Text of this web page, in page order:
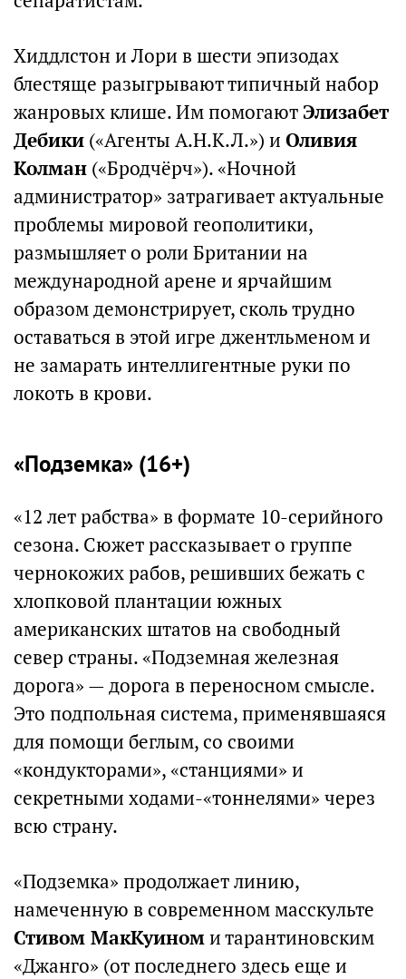
Хиддлстон и Лори в шести эпизодах
блестяще разыгрывают типичный набор
жанровых клише. Им помогают Элизабет
Дебики («Агенты А.Н.К.Л.») и Оливия
Колман («Бродчёрч»). «Ночной
администратор» затрагивает актуальные
проблемы мировой геополитики,
размышляет о роли Британии на
международной арене и ярчайшим
образом демонстрирует, сколь трудно
оставаться в этой игре джентльменом и
не замарать интеллигентные руки по
локоть в крови.
«Подземка» (16+)
«12 лет рабства» в формате 10-серийного
сезона. Сюжет рассказывает о группе
чернокожих рабов, решивших бежать с
хлопковой плантации южных
американских штатов на свободный
север страны. «Подземная железная
дорога» — дорога в переносном смысле.
Это подпольная система, применявшаяся
для помощи беглым, со своими
«кондукторами», «станциями» и
секретными ходами-«тоннелями» через
всю страну.
«Подземка» продолжает линию,
намеченную в современном масскульте
Стивом МакКуиноми тарантиновским
«Джанго» (от последнего здесь еще и